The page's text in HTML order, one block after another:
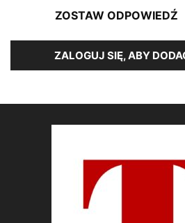
ZOSTAW ODPOWIEDŹ
ZALOGUJ SIĘ, ABY